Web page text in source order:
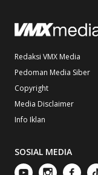
Redaksi VMX Media
Pedoman Media Siber
Copyright
Media Disclaimer
Info Iklan
SOSIAL MEDIA